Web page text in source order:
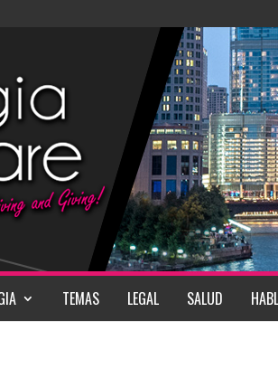
TEMAS LEGAL SALUD